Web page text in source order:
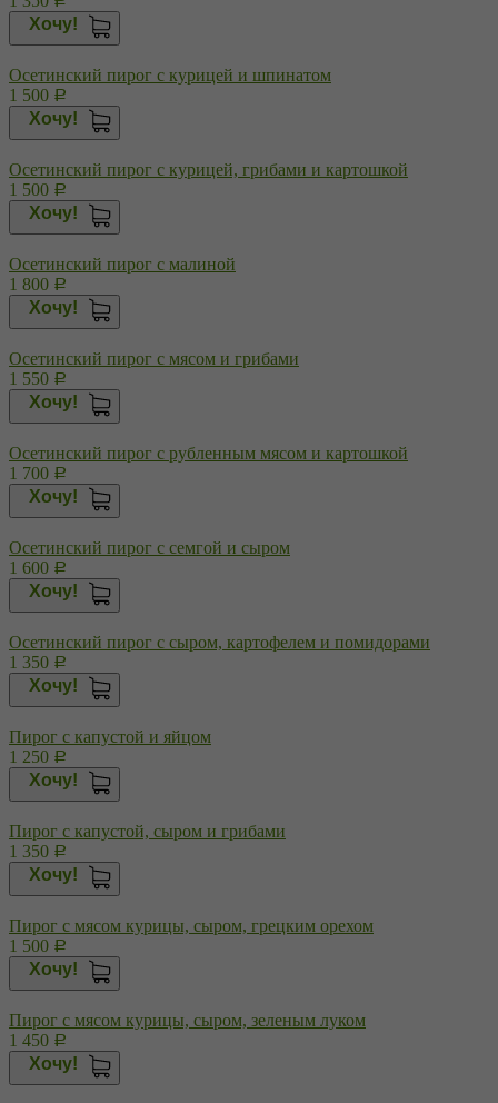
Хочу!
Осетинский пирог с курицей и шпинатом
1 500 Р
Хочу!
Осетинский пирог с курицей, грибами и картошкой
1 500 Р
Хочу!
Осетинский пирог с малиной
1 800 Р
Хочу!
Осетинский пирог с мясом и грибами
1 550 Р
Хочу!
Осетинский пирог с рубленным мясом и картошкой
1 700 Р
Хочу!
Осетинский пирог с семгой и сыром
1 600 Р
Хочу!
Осетинский пирог с сыром, картофелем и помидорами
1 350 Р
Хочу!
Пирог с капустой и яйцом
1 250 Р
Хочу!
Пирог с капустой, сыром и грибами
1 350 Р
Хочу!
Пирог с мясом курицы, сыром, грецким орехом
1 500 Р
Хочу!
Пирог с мясом курицы, сыром, зеленым луком
1 450 Р
Хочу!